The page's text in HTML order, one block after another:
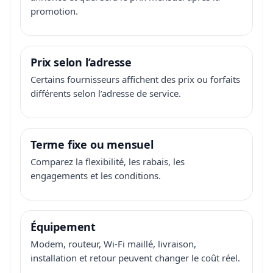
promotion.
Prix selon l’adresse
Certains fournisseurs affichent des prix ou forfaits
différents selon l’adresse de service.
Terme fixe ou mensuel
Comparez la flexibilité, les rabais, les
engagements et les conditions.
Équipement
Modem, routeur, Wi-Fi maillé, livraison,
installation et retour peuvent changer le coût réel.